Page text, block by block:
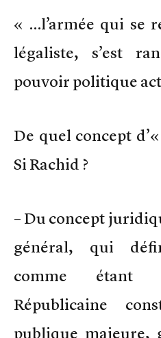
« …l’armée qui se
légaliste, s’est
pouvoir politique
De quel concept
Si Rachid ?
– Du concept
général, qui
comme étant
Républicaine
publique majeure,